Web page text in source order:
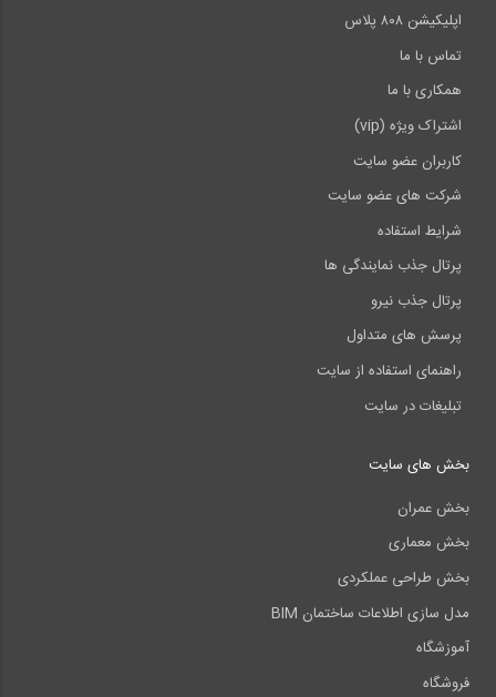
اپلیکیشن ۸۰۸ پلاس
تماس با ما
همکاری با ما
اشتراک ویژه (vip)
کاربران عضو سایت
شرکت های عضو سایت
شرایط استفاده
پرتال جذب نمایندگی ها
پرتال جذب نیرو
پرسش های متداول
راهنمای استفاده از سایت
تبلیغات در سایت
بخش های سایت
بخش عمران
بخش معماری
بخش طراحی عملکردی
مدل سازی اطلاعات ساختمان BIM
آموزشگاه
فروشگاه